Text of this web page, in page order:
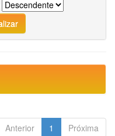
Anterior 1 Próxima